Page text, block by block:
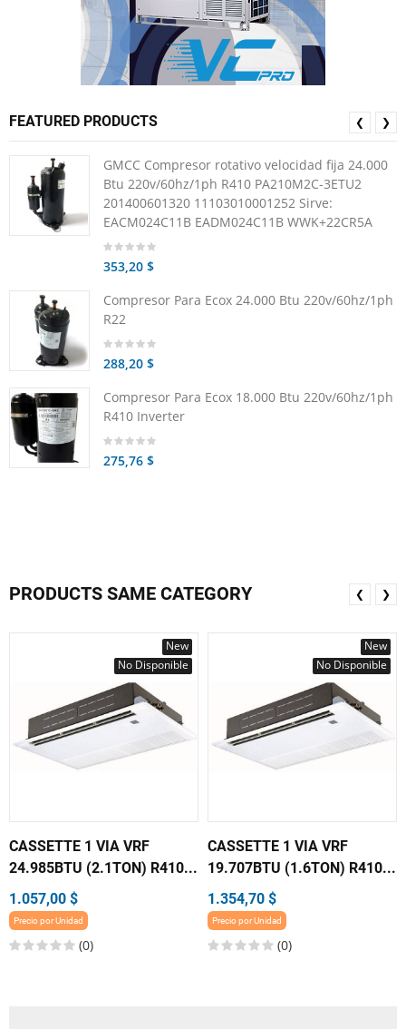
FEATURED PRODUCTS
GMCC Compresor rotativo velocidad fija 24.000
Btu 220v/60hz/1ph R410 PA210M2C-3ETU2
201400601320 11103010001252 Sirve:
EACM024C11B EADM024C11B WWK+22CR5A
353,20 $
Compresor Para Ecox 24.000 Btu 220v/60hz/1ph
R22
288,20 $
Compresor Para Ecox 18.000 Btu 220v/60hz/1ph
R410 Inverter
275,76 $
❮ ❯
PRODUCTS SAME CATEGORY
New
No Disponible
CASSETTE 1 VIA VRF
24.985BTU (2.1TON) R410...
1.057,00 $
Precio por Unidad
(0)
New
No Disponible
CASSETTE 1 VIA VRF
19.707BTU (1.6TON) R410...
1.354,70 $
Precio por Unidad
(0)
❮ ❯